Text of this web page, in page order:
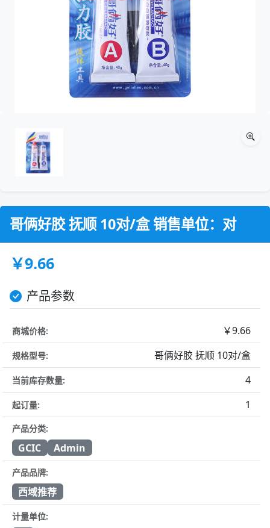
哥俩好胶 抚顺 10对/盒 销售单位：对
￥9.66
产品参数
商城价格: ￥9.66
规格型号: 哥俩好胶 抚顺 10对/盒
当前库存数量: 4
起订量: 1
产品分类:
GCIC Admin
产品品牌:
西域推荐
计量单位: